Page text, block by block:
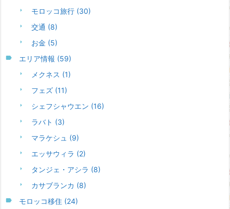
モロッコ旅行 (30)
交通 (8)
お金 (5)
エリア情報 (59)
メクネス (1)
フェズ (11)
シェフシャウエン (16)
ラバト (3)
マラケシュ (9)
エッサウィラ (2)
タンジェ・アシラ (8)
カサブランカ (8)
モロッコ移住 (24)